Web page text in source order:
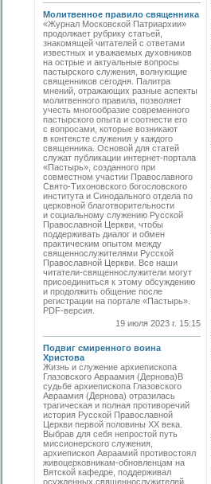
Молитвенное правило священника
«Журнал Московской Патриархии»
продолжает рубрику статьей,
знакомящей читателей с ответами
известных и уважаемых духовников
на острые и актуальные вопросы
пастырского служения, волнующие
священников сегодня. Палитра
мнений, отражающих разные аспекты
молитвенного правила, позволяет
учесть многообразие современного
пастырского опыта и соотнести его
с вопросами, которые возникают
в контексте служения у каждого
священника. Основой для статей
служат публикации интернет-портала
«Пастырь», созданного при
совместном участии Православного
Свято-Тихоновского богословского
института и Синодального отдела по
церковной благотворительности
и социальному служению Русской
Православной Церкви, чтобы
поддерживать диалог и обмен
практическим опытом между
священнослужителями Русской
Православной Церкви. Все наши
читатели-священнослужители могут
присоединиться к этому обсуждению
и продолжить общение после
регистрации на портале «Пастырь».
PDF-версия.
19 июля 2023 г. 15:15
Подвиг смиренного воина
Христова
Жизнь и служение архиепископа
Глазовского Авраамия (Дернова)В
судьбе архиепископа Глазовского
Авраамия (Дернова) отразилась
трагическая и полная противоречий
история Русской Православной
Церкви первой половины ХХ века.
Выбрав для себя непростой путь
миссионерского служения,
архиепископ Авраамий противостоял
живоцерковникам-обновленцам на
Вятской кафедре, поддерживал
осужденных священнослужителей,